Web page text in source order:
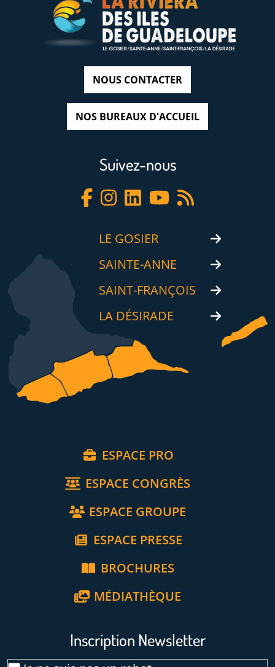
NOUS CONTACTER
NOS BUREAUX D'ACCUEIL
Suivez-nous
LE GOSIER
SAINTE-ANNE
SAINT-FRANÇOIS
LA DÉSIRADE
ESPACE PRO
ESPACE CONGRÈS
ESPACE GROUPE
ESPACE PRESSE
BROCHURES
MÉDIATHÈQUE
Inscription Newsletter